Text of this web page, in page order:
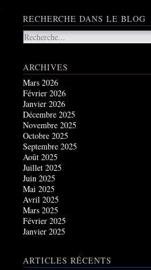
RECHERCHE DANS LE BLOG
ARCHIVES
Mars 2026
Février 2026
Janvier 2026
Décembre 2025
Novembre 2025
Octobre 2025
Septembre 2025
Août 2025
Juillet 2025
Juin 2025
Mai 2025
Avril 2025
Mars 2025
Février 2025
Janvier 2025
ARTICLES RÉCENTS